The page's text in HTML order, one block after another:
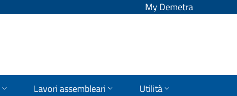
My Demetra
Lavori assembleari Utilità